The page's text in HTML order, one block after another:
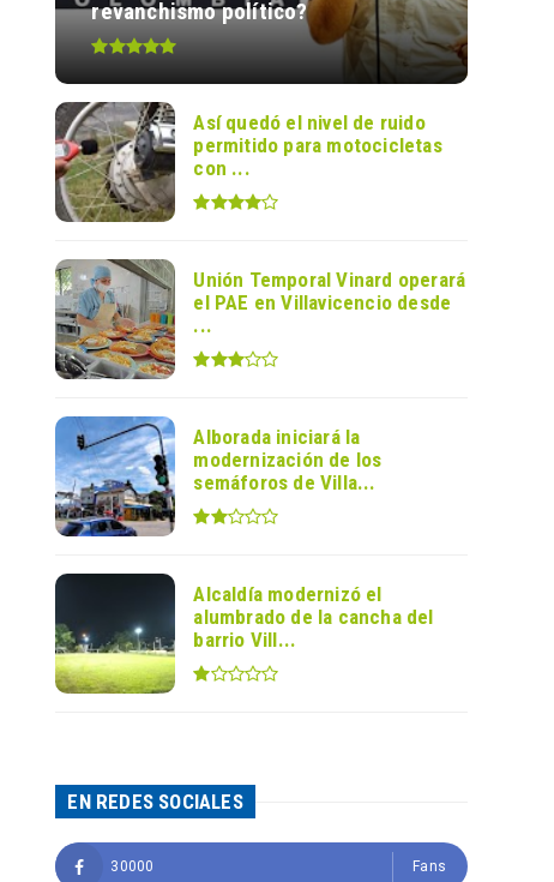
revanchismo político?
Así quedó el nivel de ruido
permitido para motocicletas
con ...
Unión Temporal Vinard operará
el PAE en Villavicencio desde
...
Alborada iniciará la
modernización de los
semáforos de Villa...
Alcaldía modernizó el
alumbrado de la cancha del
barrio Vill...
EN REDES SOCIALES
30000 Fans